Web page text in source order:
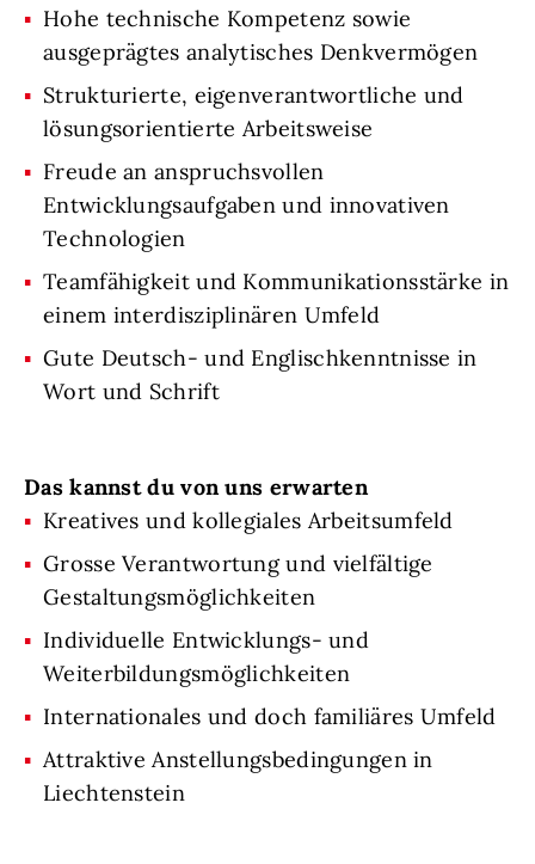
Hohe technische Kompetenz sowie
ausgeprägtes analytisches Denkvermögen
Strukturierte, eigenverantwortliche und
lösungsorientierte Arbeitsweise
Freude an anspruchsvollen
Entwicklungsaufgaben und innovativen
Technologien
Teamfähigkeit und Kommunikationsstärke in
einem interdisziplinären Umfeld
Gute Deutsch- und Englischkenntnisse in
Wort und Schrift
Das kannst du von uns erwarten
Kreatives und kollegiales Arbeitsumfeld
Grosse Verantwortung und vielfältige
Gestaltungsmöglichkeiten
Individuelle Entwicklungs- und
Weiterbildungsmöglichkeiten
Internationales und doch familiäres Umfeld
Attraktive Anstellungsbedingungen in
Liechtenstein